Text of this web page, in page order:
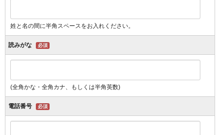
姓と名の間に半角スペースをお入れください。
読みがな 必須
(全角かな・全角カナ、もしくは半角英数)
電話番号 必須